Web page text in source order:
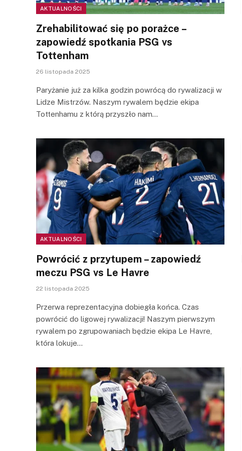
AKTUALNOŚCI
Zrehabilitować się po porażce –
zapowiedź spotkania PSG vs
Tottenham
26 listopada 2025
Paryżanie już za kilka godzin powrócą do rywalizacji w
Lidze Mistrzów. Naszym rywalem będzie ekipa
Tottenhamu z którą przyszło nam…
AKTUALNOŚCI
Powrócić z przytupem – zapowiedź
meczu PSG vs Le Havre
22 listopada 2025
Przerwa reprezentacyjna dobiegła końca. Czas
powrócić do ligowej rywalizacji! Naszym pierwszym
rywalem po zgrupowaniach będzie ekipa Le Havre,
która lokuje…